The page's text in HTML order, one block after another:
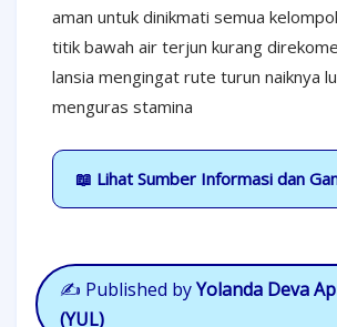
aman untuk dinikmati semua
titik bawah air terjun kurang
lansia mengingat rute turun naiknya
menguras stamina
📖 Lihat Sumber Informasi dan
✍️ Published byYolanda Deva
(YUL)